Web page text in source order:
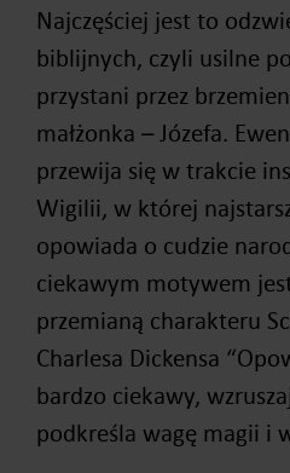
Najczęściej jest to
biblijnych, czyli usilne
przystani przez
małżonka – Józefa.
przewija się w trakcie
Wigilii, w której
opowiada o cudzie
ciekawym motywem
przemianą charakteru
Charlesa Dickensa
bardzo ciekawy,
podkreśla wagę magii i